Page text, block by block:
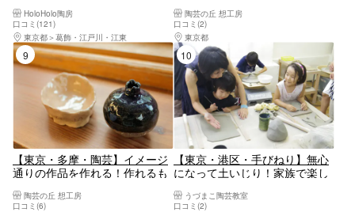
間）HoloHolo陶房
口コミ(121)
東京都
葛飾・江戸川・江東
心！）
陶芸の丘 想工房
口コミ(2)
東京都
9位
【東京・多摩・陶芸】イメージ
通りの作品を作れる！作れるも
陶芸の丘 想工房
口コミ(6)
10位
【東京・港区・手びねり】無心
になって土いじり！家族で楽し
うづまこ陶芸教室
口コミ(2)